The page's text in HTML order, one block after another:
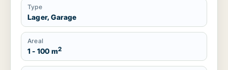
Type
Lager, Garage
Areal
1 - 100 m2